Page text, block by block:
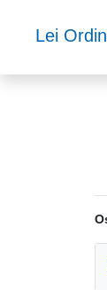
Lei